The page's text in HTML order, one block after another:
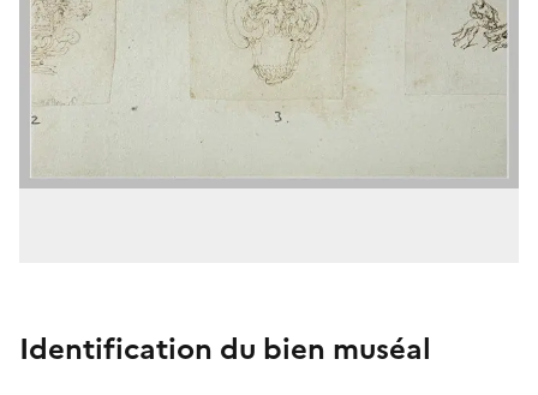
Identification du bien muséal